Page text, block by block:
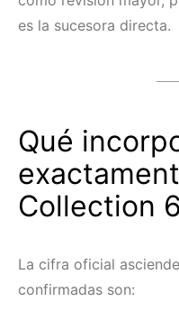
es la sucesora directa.
Qué
Collection 6
La cifra oficial
confirmadas son: